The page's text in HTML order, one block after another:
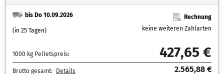
bis Do 10.09.2026
(in 25 Tagen)
Rechnung
keine weiteren Zahlarten
1000 kg Pelletspreis: 427,65 €
Brutto gesamt: Details 2.565,88 €